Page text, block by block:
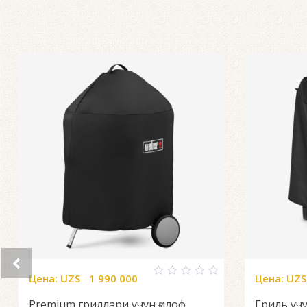
of
Цена: UZS 1 990 000
Premium гриллари учун ғилоф
Цена: UZS
Гриль